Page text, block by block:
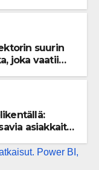
suurin
joka vaatii
asiakkaita